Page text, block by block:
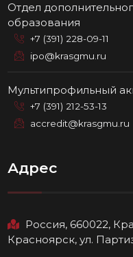
Отдел
образования
+7 (391) 228-09-11
ipo@krasgmu.ru
Мультипрофильный
+7 (391) 212-53-13
accredit@krasgmu.ru
Адрес
Россия, 660022,
Красноярск, ул.